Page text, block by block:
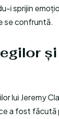
i sprijin
se confruntă.
și
lui Jeremy
a fost făcută